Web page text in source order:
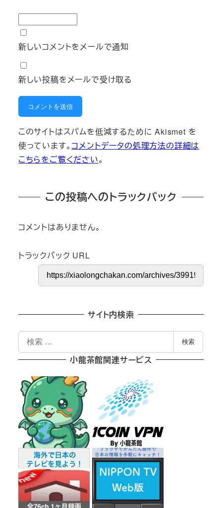
新しいコメントをメールで通知
新しい投稿をメールで受け取る
このサイトはスパムを低減するために Akismet を
使っています。 コメントデータの処理方法の詳細は
こちらをご覧ください。
この投稿へのトラックバック
コメントはありません。
トラックバック URL
サイト内検索
検
索
検索
小龍茶館関連サービス